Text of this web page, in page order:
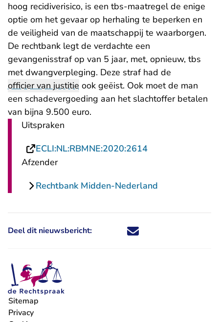
hoog recidiverisico, is een tbs-maatregel de enige
optie om het gevaar op herhaling te beperken en
de veiligheid van de maatschappij te waarborgen.
De rechtbank legt de verdachte een
gevangenisstraf op van 5 jaar, met, opnieuw, tbs
met dwangverpleging. Deze straf had de
officier van justitie ook geëist. Ook moet de man
een schadevergoeding aan het slachtoffer betalen
van bijna 9.500 euro.
Uitspraken
ECLI:NL:RBMNE:2020:2614- U verlaat
Afzender
Rechtbank Midden-Nederland
Deel dit nieuwsbericht: Deel dit nieuwsbericht via X -
Deel dit nieuwsbericht via
Deel dit nieuwsbericht
Deel dit
Sitemap
Privacy